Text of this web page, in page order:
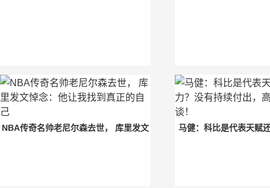
NBA传奇名帅老尼尔森去世， 库里发文
马健：科比是代表天赋